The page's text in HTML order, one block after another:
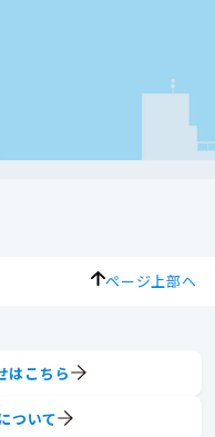
ページ上部へ
はこちら
ついて